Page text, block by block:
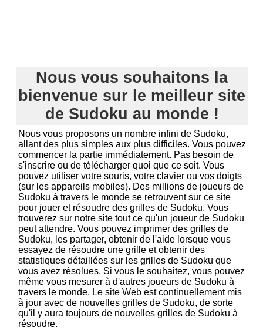
Nous vous souhaitons la
bienvenue sur le meilleur site
de Sudoku au monde !
Nous vous proposons un nombre infini de Sudoku,
allant des plus simples aux plus difficiles. Vous pouvez
commencer la partie immédiatement. Pas besoin de
s'inscrire ou de télécharger quoi que ce soit. Vous
pouvez utiliser votre souris, votre clavier ou vos doigts
(sur les appareils mobiles). Des millions de joueurs de
Sudoku à travers le monde se retrouvent sur ce site
pour jouer et résoudre des grilles de Sudoku. Vous
trouverez sur notre site tout ce qu'un joueur de Sudoku
peut attendre. Vous pouvez imprimer des grilles de
Sudoku, les partager, obtenir de l'aide lorsque vous
essayez de résoudre une grille et obtenir des
statistiques détaillées sur les grilles de Sudoku que
vous avez résolues. Si vous le souhaitez, vous pouvez
même vous mesurer à d'autres joueurs de Sudoku à
travers le monde. Le site Web est continuellement mis
à jour avec de nouvelles grilles de Sudoku, de sorte
qu'il y aura toujours de nouvelles grilles de Sudoku à
résoudre.